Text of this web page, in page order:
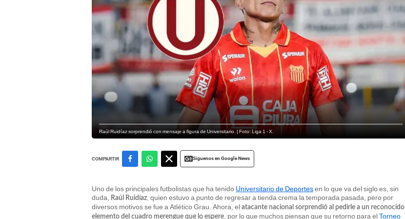
Raúl Ruidíaz sorprendió con mensaje a figura de Universitario. | Foto: Liga 1 - X.
COMPARTIR Siguenos en Google News
Uno de los principales futbolistas que ha tenido Universitario de Deportesen lo que va del siglo es, sin
duda,
Raúl Ruidíaz , quien estuvo a punto de regresar a tienda crema la temporada pasada, pero por
diversos motivos se fue a Atlético Grau. Ahora, el atacante nacional sorprendió al pedirle a un reconocido
elemento del cuadro merengue que lo espere , por lo que muchos piensan que su retorno para elTorneo